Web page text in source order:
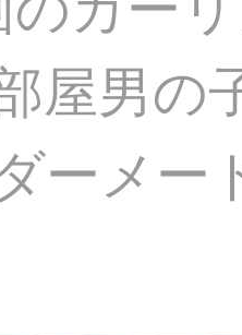
屋男の
ーメー